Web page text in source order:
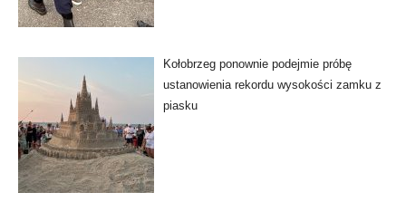
Kołobrzeg ponownie podejmie próbę
ustanowienia rekordu wysokości zamku z
piasku